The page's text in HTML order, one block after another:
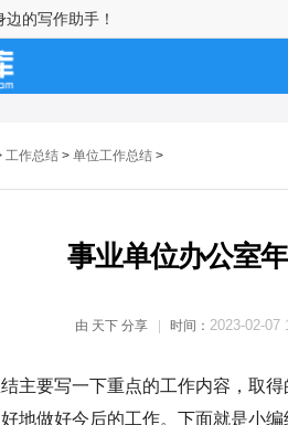
的写作助手！
工作总结 > 单位工作总结 >
事业单位办公室
由 天下 分享 时间： 2023-02-07
要写一下重点的工作内容，取得
地做好今后的工作。下面就是小
工作总结经典
结模板最新
人总结例文
范文900字